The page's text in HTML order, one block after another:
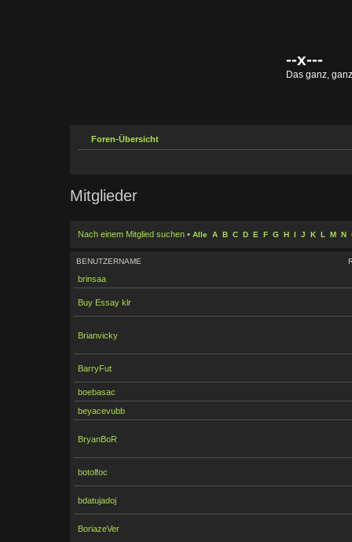
--x---
Das ganz,
Foren-Übersicht
Mitglieder
Nach einem Mitglied suchen• Alle A B C D E F G H I J K L M N
BENUTZERNAME
brinsaa
Buy Essay klr
Brianvicky
BarryFut
boebasac
beyacevubb
BryanBoR
botolfoc
bdatujadoj
BoriazeVer